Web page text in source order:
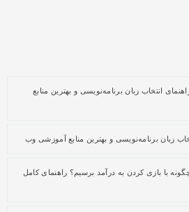
انتخاب زبان برنامه‌نویسی و بهترین منابع
زبان برنامه‌نویسی و بهترین منابع آموزشی وب
با بازی کردن به درآمد برسیم؟ راهنمای کامل